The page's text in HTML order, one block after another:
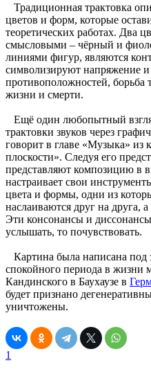
Традиционная трактовка
цветов и форм, которые
теоретических работах. Два
смысловыми – чёрный и
линиями фигур, являются
символизируют напряжение и
противоположностей, борьба
жизни и смерти.
Ещё один любопытный
трактовки звуков через
говорит в главе «Музыка» из
плоскости». Следуя его
представляют композицию в
настраивает свои
цвета и формы, одни из
наслаиваются друг на друга,
Эти консонансы и
услышать, то почувствовать.
Картина была написана под
спокойного периода в жизни
Кандинского в Баухаузе в
будет признано
уничтожены.
1